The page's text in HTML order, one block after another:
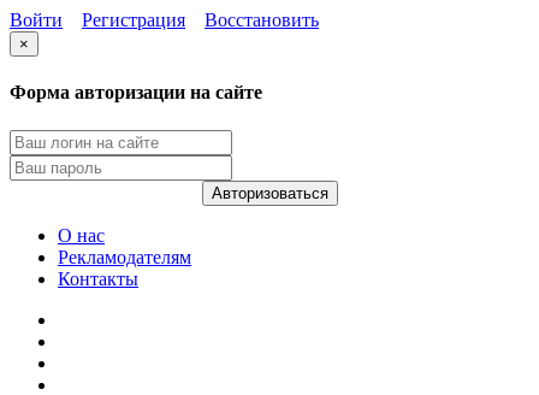
Войти Регистрация Восстановить
×
Форма авторизации на сайте
Авторизоваться
О нас
Рекламодателям
Контакты